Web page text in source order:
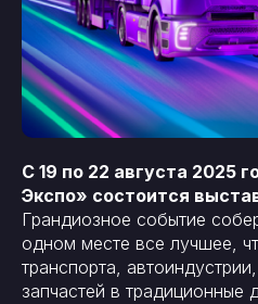
С 19 по 22 августа 2025
Экспо» состоится
Грандиозное событие
одном месте все лучшее,
транспорта,
запчастей в традиционные